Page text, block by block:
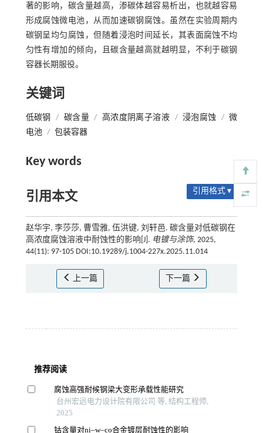
著的影响，碳含量越高，渗碳体越容易析出，也就越容易
形成腐蚀微电池，从而加速碳钢腐蚀。虽然在实验周期内
碳钢呈均匀腐蚀，但随着浸泡时间延长，其表面腐蚀不均
匀性有增加的倾向，且碳含量越高就越明显，不利于碳钢
容器长期服役。
关键词
低碳钢 / 碳含量 / 高浓度阴离子溶液 / 浸泡腐蚀 / 微
电池 / 包装容器
Key words
引用本文 引用格式 ▾
赵华宇, 李莎莎, 曹雪雅, 伍洪键, 刘轩邑. 碳含量对低碳钢在
高浓度腐蚀溶液中耐蚀性的影响[J]. 电镀与涂饰, 2025,
44(11): 97-105 DOI:10.19289/j.1004-227x.2025.11.014
上一篇 下一篇